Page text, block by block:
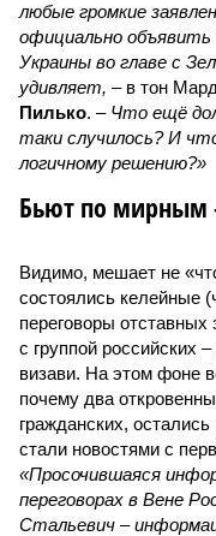
любые громкие
официально объявить
Украины во главе с
удивляет, – в тон
Пилько. – Что ещё
таки случилось? И
логичному решению?»
Бьют по мирным
Видимо, мешает не
состоялись келейные
переговоры
с группой российских
визави. На этом фоне
почему два
гражданских,
стали новостями с
«Просочившаяся
переговорах в Вене
Стальевич –